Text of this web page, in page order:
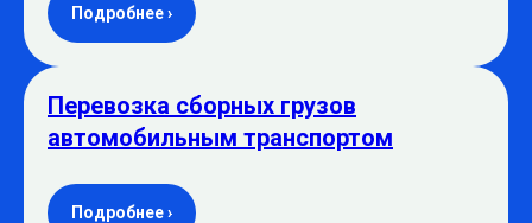
Подробнее ›
Перевозка сборных грузов
автомобильным транспортом
Подробнее ›